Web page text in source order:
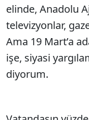
elinde, Anadolu
televizyonlar,
Ama 19 Mart’a
işe, siyasi
diyorum.